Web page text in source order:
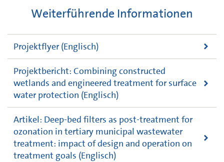
Weiterführende Informationen
Projektflyer (Englisch)
Projektbericht: Combining constructed
wetlands and engineered treatment for surface
water protection (Englisch)
Artikel: Deep-bed filters as post-treatment for
ozonation in tertiary municipal wastewater
treatment: impact of design and operation on
treatment goals (Englisch)